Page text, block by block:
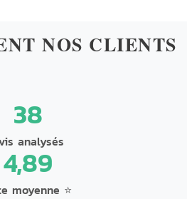
NOS CLIENTS
38
analysés
4,89
moyenne ⭐